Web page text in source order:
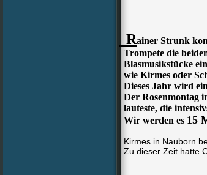
Rainer Strunk
Trompete die
Blasmusikstücke
wie Kirmes oder
Dieses Jahr wird
Der Rosenmontag
lauteste, die
Wir werden es 15
Kirmes in Nauborn
Zu dieser Zeit hatte